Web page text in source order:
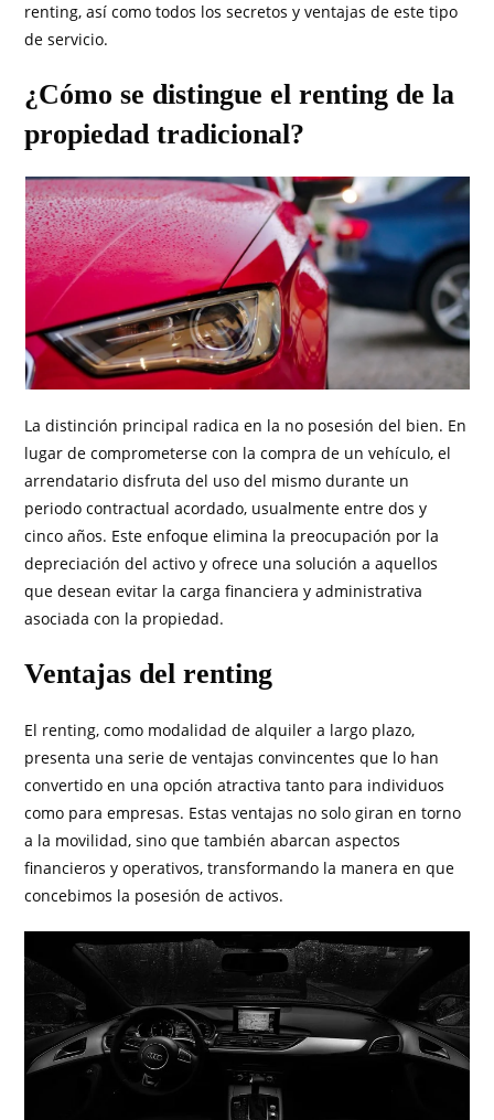
renting, así como todos los secretos y ventajas de este tipo
de servicio.
¿Cómo se distingue el renting de la
propiedad tradicional?
La distinción principal radica en la no posesión del bien. En
lugar de comprometerse con la compra de un vehículo, el
arrendatario disfruta del uso del mismo durante un
periodo contractual acordado, usualmente entre dos y
cinco años. Este enfoque elimina la preocupación por la
depreciación del activo y ofrece una solución a aquellos
que desean evitar la carga financiera y administrativa
asociada con la propiedad.
Ventajas del renting
El renting, como modalidad de alquiler a largo plazo,
presenta una serie de ventajas convincentes que lo han
convertido en una opción atractiva tanto para individuos
como para empresas. Estas ventajas no solo giran en torno
a la movilidad, sino que también abarcan aspectos
financieros y operativos, transformando la manera en que
concebimos la posesión de activos.